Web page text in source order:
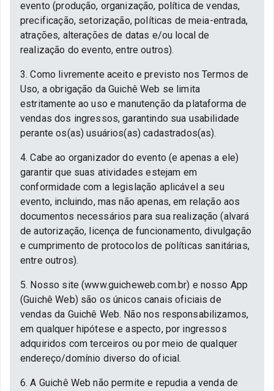
evento (produção, organização, política de vendas,
precificação, setorização, políticas de meia-entrada,
atrações, alterações de datas e/ou local de
realização do evento, entre outros).
3. Como livremente aceito e previsto nos Termos de
Uso, a obrigação da Guichê Web se limita
estritamente ao uso e manutenção da plataforma de
vendas dos ingressos, garantindo sua usabilidade
perante os(as) usuários(as) cadastrados(as).
4. Cabe ao organizador do evento (e apenas a ele)
garantir que suas atividades estejam em
conformidade com a legislação aplicável a seu
evento, incluindo, mas não apenas, em relação aos
documentos necessários para sua realização (alvará
de autorização, licença de funcionamento, divulgação
e cumprimento de protocolos de políticas sanitárias,
entre outros).
5. Nosso site (www.guicheweb.com.br) e nosso App
(Guichê Web) são os únicos canais oficiais de
vendas da Guichê Web. Não nos responsabilizamos,
em qualquer hipótese e aspecto, por ingressos
adquiridos com terceiros ou por meio de qualquer
endereço/domínio diverso do oficial.
6. A Guichê Web não permite e repudia a venda de